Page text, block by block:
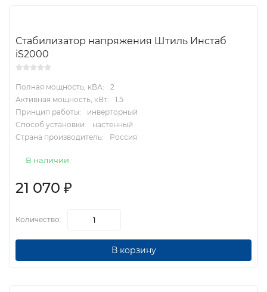
Стабилизатор напряжения Штиль Инстаб
iS2000
Полная мощность, кВА:
2
Активная мощность, кВт:
1.5
Принцип работы:
инверторный
Способ установки:
настенный
Страна производитель:
Россия
В наличии
21 070 ₽
Количество:
В корзину